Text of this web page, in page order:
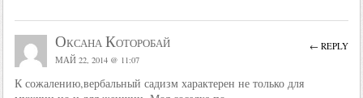
Оксана Которобай
МАЙ 22, 2014 @ 11:07
К сожалению,вербальный садизм характерен не только для
← REPLY